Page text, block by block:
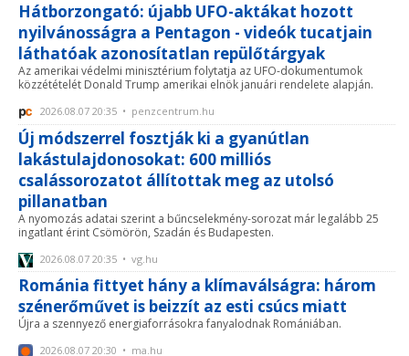
Hátborzongató: újabb UFO-aktákat hozott
nyilvánosságra a Pentagon - videók tucatjain
láthatóak azonosítatlan repülőtárgyak
Az amerikai védelmi minisztérium folytatja az UFO-dokumentumok
közzétételét Donald Trump amerikai elnök januári rendelete alapján.
2026.08.07 20:35 • penzcentrum.hu
Új módszerrel fosztják ki a gyanútlan
lakástulajdonosokat: 600 milliós
csalássorozatot állítottak meg az utolsó
pillanatban
A nyomozás adatai szerint a bűncselekmény-sorozat már legalább 25
ingatlant érint Csömörön, Szadán és Budapesten.
2026.08.07 20:35 • vg.hu
Románia fittyet hány a klímaválságra: három
szénerőművet is beizzít az esti csúcs miatt
Újra a szennyező energiaforrásokra fanyalodnak Romániában.
2026.08.07 20:30 • ma.hu